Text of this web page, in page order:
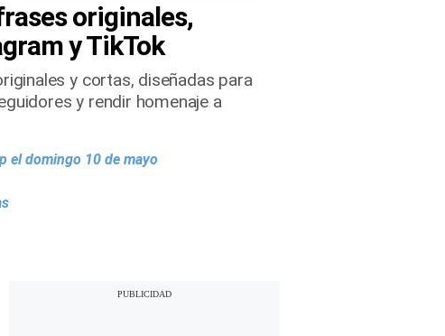
originales,
y TikTok
y cortas, diseñadas para
y rendir homenaje a
el domingo 10 de mayo